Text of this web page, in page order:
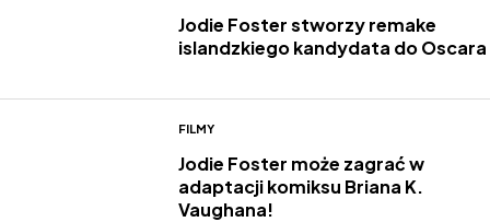
Jodie Foster stworzy remake
islandzkiego kandydata do Oscara
FILMY
Jodie Foster może zagrać w
adaptacji komiksu Briana K.
Vaughana!